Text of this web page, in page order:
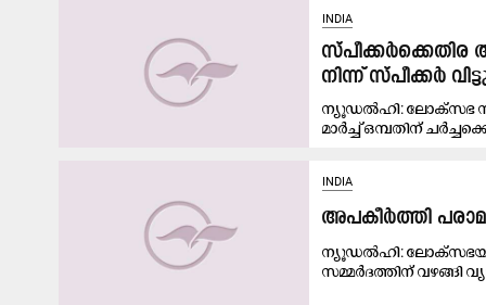
INDIA
സ്പീക്കർക്കെതിര
നിന്ന് സ്പീക്കർ
ന്യൂഡൽഹി: ലോക്സഭ
മാർച്ച് ഒമ്പതിന്
INDIA
അപകീർത്തി
ന്യൂഡൽഹി:
സമ്മർദത്തിന് വഴങ്ങി